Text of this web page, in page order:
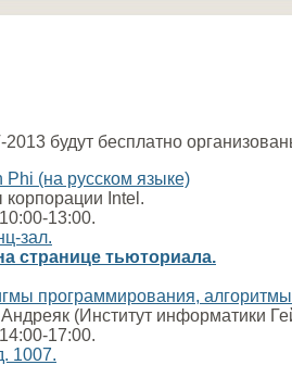
будут бесплатно
(на русском языке)
корпорации Intel.
13:00.
зал.
странице тьюториала.
программирования,
(Институт информатики
17:00.
1007.